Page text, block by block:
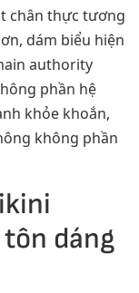
chân thực tương
dám biểu hiện
authority
phần hệ
khỏe khoắn,
không phần
dáng